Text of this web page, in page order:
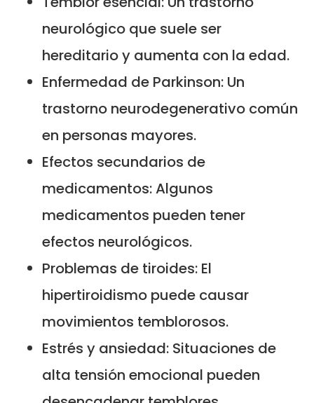
neurológico que suele ser
hereditario y aumenta con la edad.
Enfermedad de Parkinson: Un
trastorno neurodegenerativo común
en personas mayores.
Efectos secundarios de
medicamentos: Algunos
medicamentos pueden tener
efectos neurológicos.
Problemas de tiroides: El
hipertiroidismo puede causar
movimientos temblorosos.
Estrés y ansiedad: Situaciones de
alta tensión emocional pueden